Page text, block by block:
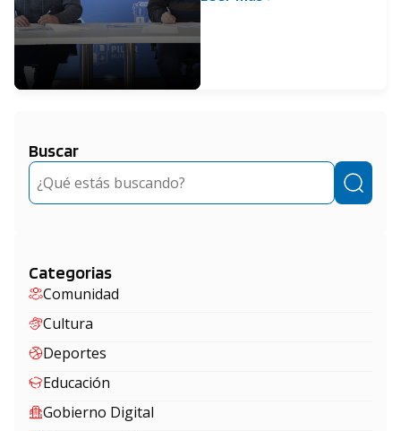
Buscar
Buscar
Categorias
Comunidad
Cultura
Deportes
Educación
Gobierno Digital